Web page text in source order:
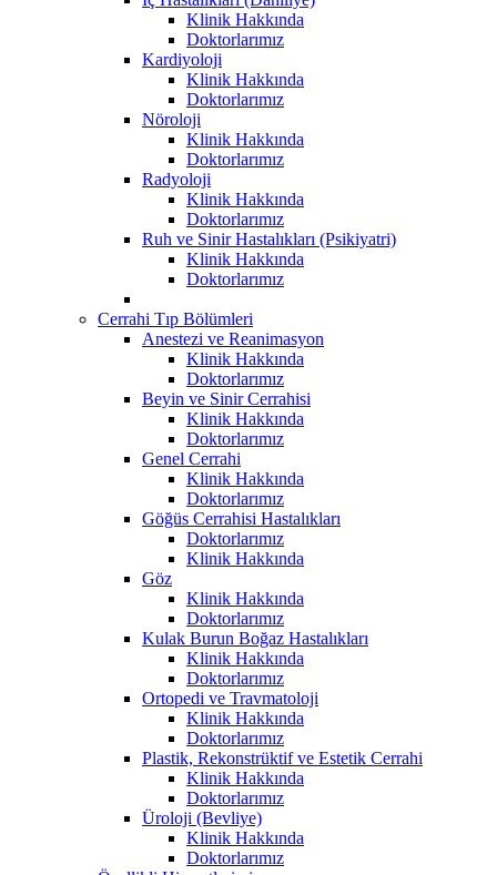
Klinik Hakkında
Doktorlarımız
Kardiyoloji
Klinik Hakkında
Doktorlarımız
Nöroloji
Klinik Hakkında
Doktorlarımız
Radyoloji
Klinik Hakkında
Doktorlarımız
Ruh ve Sinir Hastalıkları (Psikiyatri)
Klinik Hakkında
Doktorlarımız
Cerrahi Tıp Bölümleri
Anestezi ve Reanimasyon
Klinik Hakkında
Doktorlarımız
Beyin ve Sinir Cerrahisi
Klinik Hakkında
Doktorlarımız
Genel Cerrahi
Klinik Hakkında
Doktorlarımız
Göğüs Cerrahisi Hastalıkları
Doktorlarımız
Klinik Hakkında
Göz
Klinik Hakkında
Doktorlarımız
Kulak Burun Boğaz Hastalıkları
Klinik Hakkında
Doktorlarımız
Ortopedi ve Travmatoloji
Klinik Hakkında
Doktorlarımız
Plastik, Rekonstrüktif ve Estetik Cerrahi
Klinik Hakkında
Doktorlarımız
Üroloji (Bevliye)
Klinik Hakkında
Doktorlarımız